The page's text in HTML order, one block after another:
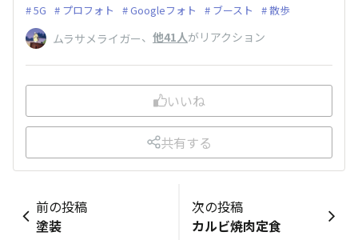
5G プロフォト Googleフォト ブースト 散歩
ムラサメライガー、 他41人がリアクション
いいね
共有する
前の投稿
塗装
次の投稿
カルビ焼肉定食